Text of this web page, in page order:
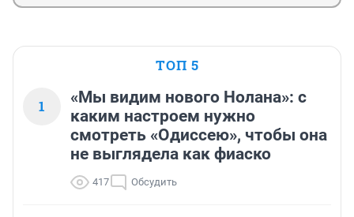
ТОП 5
1
«Мы видим нового Нолана»: с
каким настроем нужно
смотреть «Одиссею», чтобы она
не выглядела как фиаско
417 Обсудить